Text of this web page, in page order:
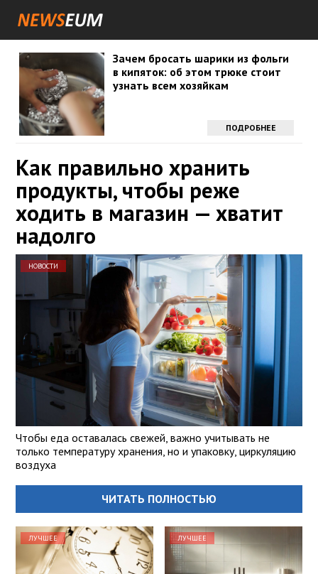
Зачем бросать шарики из фольги
в кипяток: об этом трюке стоит
узнать всем хозяйкам
ПОДРОБНЕЕ
Как правильно хранить
продукты, чтобы реже
ходить в магазин — хватит
надолго
НОВОСТИ
Чтобы еда оставалась свежей, важно учитывать не
только температуру хранения, но и упаковку, циркуляцию
воздуха
ЧИТАТЬ ПОЛНОСТЬЮ
ЛУЧШЕЕ ЛУЧШЕЕ